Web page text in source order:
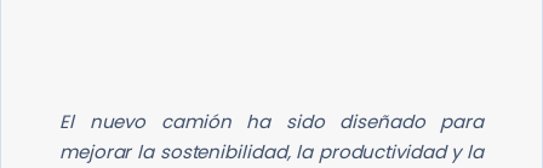
El nuevo camión ha sido diseñado para
mejorar la sostenibilidad, la productividad y la